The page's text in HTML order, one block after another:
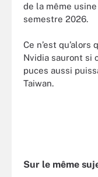
de la même
semestre 2026.
Ce n’est qu’alors
Nvidia sauront si
puces aussi
Taiwan.
Sur le même